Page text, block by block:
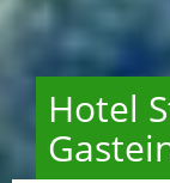
Hotel